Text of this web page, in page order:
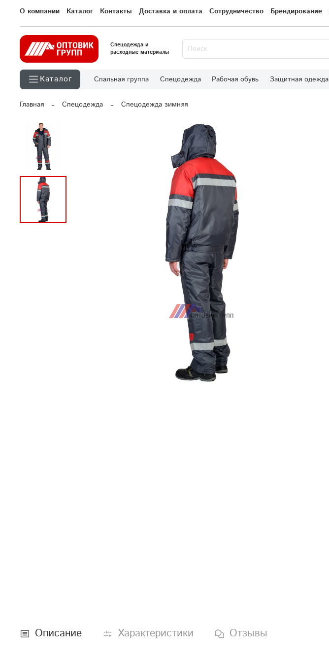
О компании Каталог Контакты Доставка и оплата Сотрудничество Брендирование
Спецодежда и
расходные материалы
Каталог Спальная группа Спецодежда Рабочая обувь Защитная одежда
Главная Спецодежда Спецодежда зимняя
Описание Характеристики Отзывы